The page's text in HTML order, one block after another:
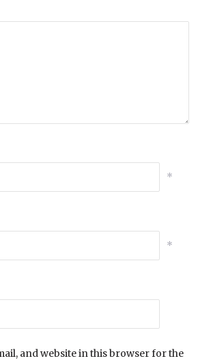
*
*
and website in this browser for the